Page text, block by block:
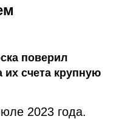
поверил
счета крупную
2023 года.